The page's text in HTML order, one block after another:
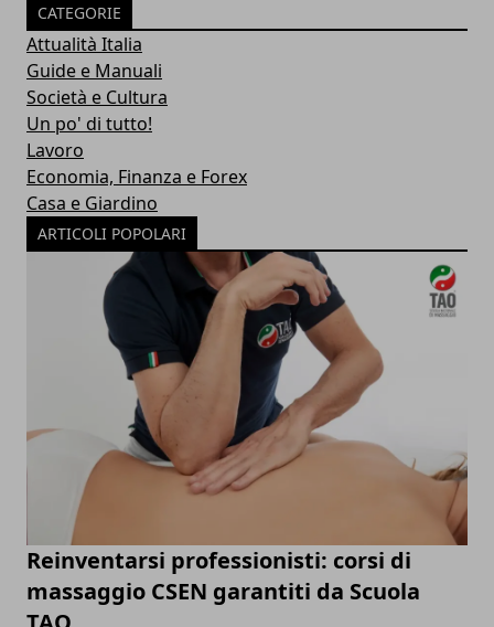
CATEGORIE
Attualità Italia
Guide e Manuali
Società e Cultura
Un po' di tutto!
Lavoro
Economia, Finanza e Forex
Casa e Giardino
ARTICOLI POPOLARI
Reinventarsi professionisti: corsi di
massaggio CSEN garantiti da Scuola